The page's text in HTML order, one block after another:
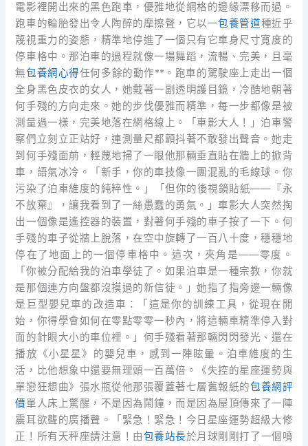
電影裡開出來的黑色跑車，優雅地從網格的邊緣漂移而過。
跑車的輪胎發出令人陶醉的摩擦聲，它以一包養管道種近乎
蔑視重力的姿態，精準地停進了一個只有它車身尺寸寬度的
停車格中。那泊車的過程就像一場舞蹈，流暢、完美，且毫
無包養網心得任何多餘的動作**。跑車的駕駛座上走出一個
全身黑色皮衣的女人，她戴著一副透明護目鏡，冷酷地朝著
何手殘的方向走來。她的步伐優雅而精準，每一步都像是被
測量過一樣，完美地落在網格線上。「車影大人！」泊車警
察們立刻立正站好，連測量尺都顫抖著不敢發出聲音。她走
到何手殘面前，輕蔑地掃了一眼他那輛垂直貼在牆上的掀背
車，語氣冰冷。「新手，你的車技像一團混亂的毛線球。你
污染了泊車維度的純粹性。」「但你的後視鏡貼紙——『永
不放棄』，讓我看到了一絲愚蠢的勇氣。」車影大人突然掏
出一個像是遙控器的裝置，對著何手殘的車子按了一下。何
手殘的車子從牆上脫落，在空中旋轉了一百八十度，穩穩地
停在了地面上的一個停車格中。這次，夾角是——零度。
「你被分配給我的泊車學徒了。如果泊車是一種宗教，你就
是那個連方向盤都沒摸過的新信徒。」她指了指旁邊一輛像
是巨型嬰兒車的改造車：「這是你的訓練工具，從現在開
始，你得學會如何在零點零零一秒內，將這輛車精準停入對
面的針眼大小的車位裡。」何手殘看著那輛閃閃發光、還在
播放《小星星》的嬰兒車，感到一陣眩暈。泊車維度的生
活，比他想象中還要無理頭一百萬倍。《失控的星座運勢與
單戀狂想曲》張水瓶從他那張覆蓋著七層舊報紙的包養網評
價單人床上驚醒，不是因為鬧鐘，而是因為屋頂傳來了一陣
震耳欲聾的廣播聲。「緊急！緊急！今日星座運勢超級大修
正！所有天秤座請注意！由包養站長於月球剛剛打了一個噴